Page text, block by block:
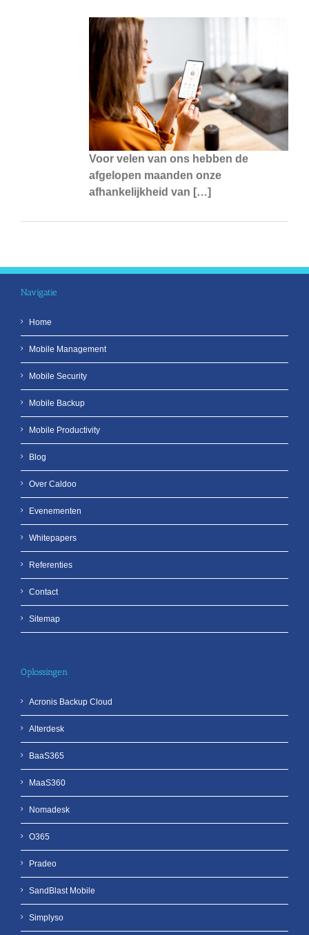
Voor velen van ons hebben de
afgelopen maanden onze
afhankelijkheid van […]
Navigatie
Home
Mobile Management
Mobile Security
Mobile Backup
Mobile Productivity
Blog
Over Caldoo
Evenementen
Whitepapers
Referenties
Contact
Sitemap
Oplossingen
Acronis Backup Cloud
Alterdesk
BaaS365
MaaS360
Nomadesk
O365
Pradeo
SandBlast Mobile
Simplyso